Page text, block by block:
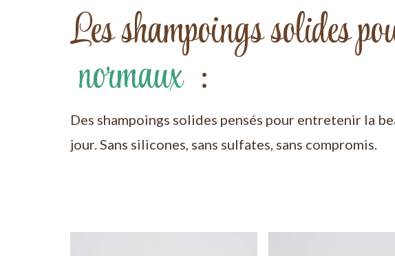
Les shampoings solides
normaux :
Des shampoings solides pensés pour entretenir la
jour. Sans silicones, sans sulfates, sans compromis.